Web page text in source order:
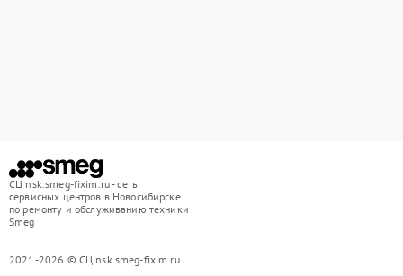
СЦ nsk.smeg-fixim.ru - сеть
сервисных центров в Новосибирске
по ремонту и обслуживанию техники
Smeg
2021-2026 © СЦ nsk.smeg-fixim.ru